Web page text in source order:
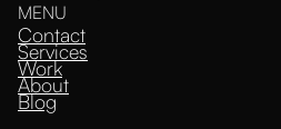
MENU
Contact
Services
Work
About
Blog